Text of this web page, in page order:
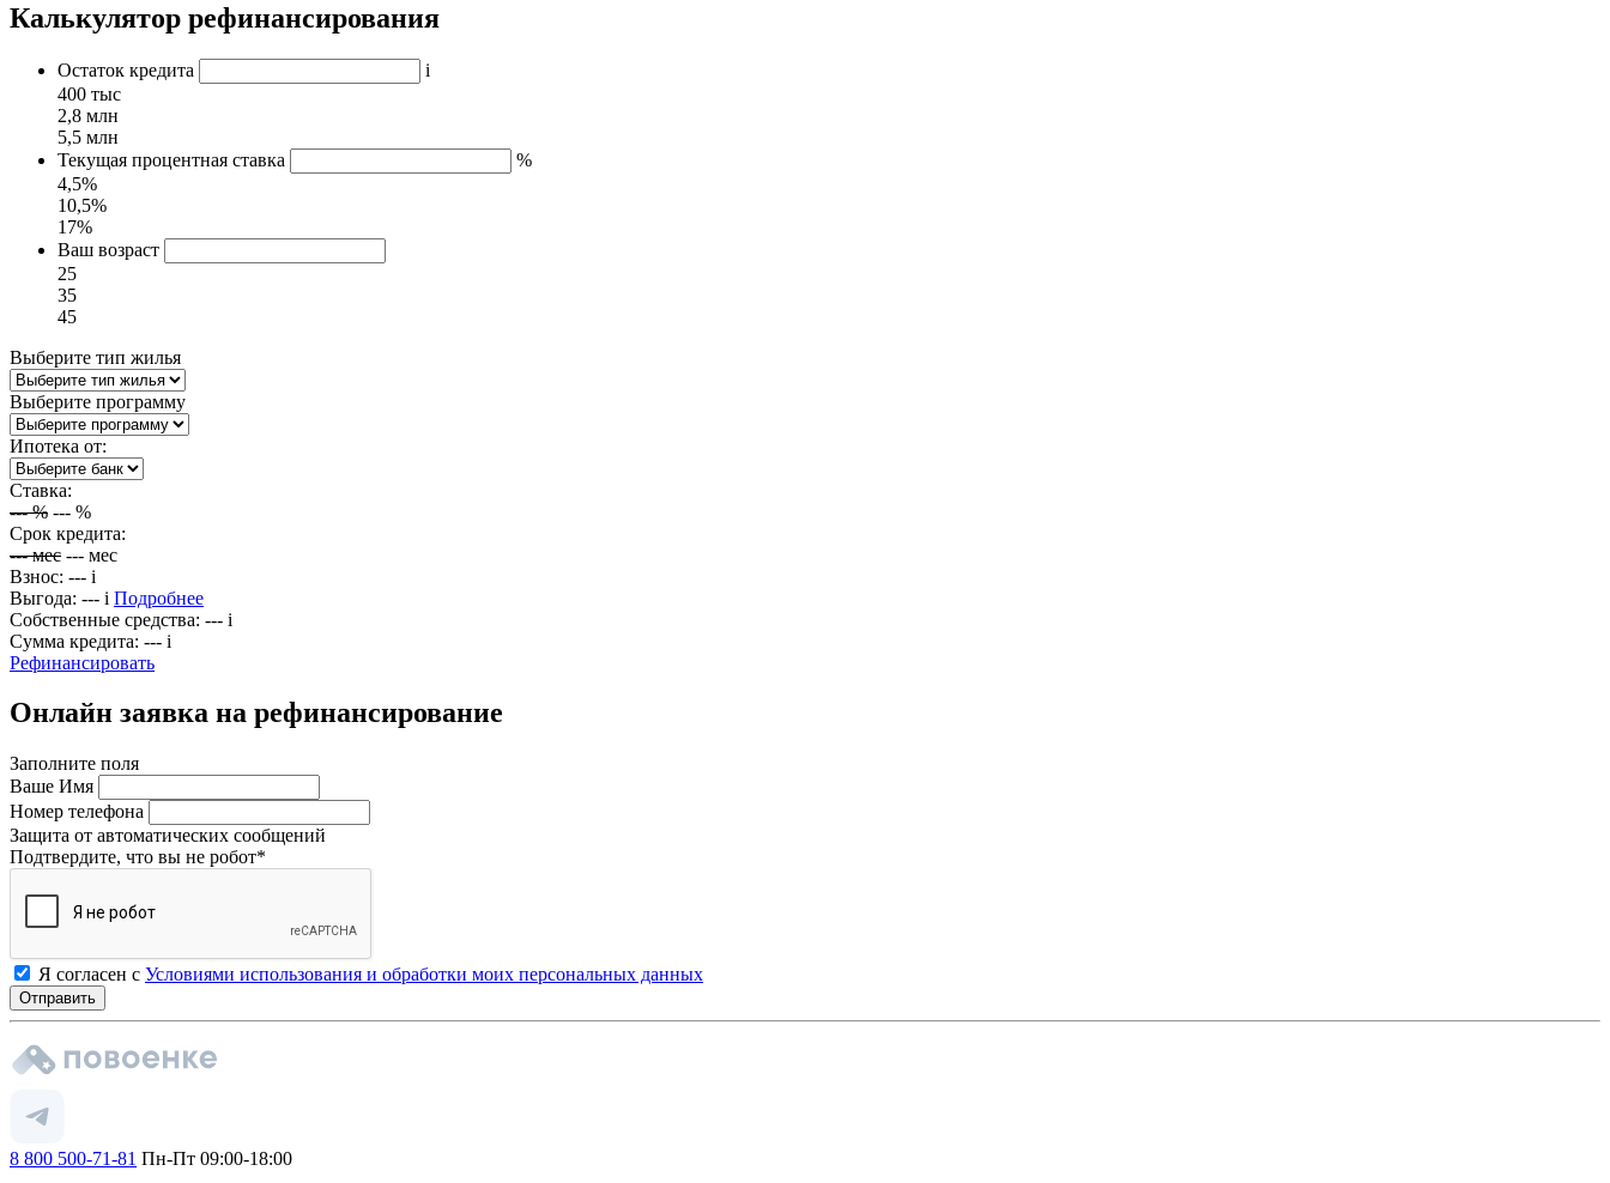
Калькулятор рефинансирования
Остаток кредита
i
400 тыс
2,8 млн
5,5 млн
Текущая процентная ставка
%
4,5%
10,5%
17%
Ваш возраст
25
35
45
Выберите тип жилья
Выберите программу
Ипотека от:
Ставка:
---% --- %
Срок кредита:
---мес --- мес
Взнос: --- i
Выгода: --- i Подробнее
Собственные средства: --- i
Сумма кредита: --- i
Рефинансировать
Онлайн заявка на рефинансирование
Заполните поля
Ваше Имя
Номер телефона
Защита от автоматических сообщений
Подтвердите, что вы не робот*
Я согласен с Условиями использования и обработки моих персональных данных
8 800 500-71-81 Пн-Пт 09:00-18:00